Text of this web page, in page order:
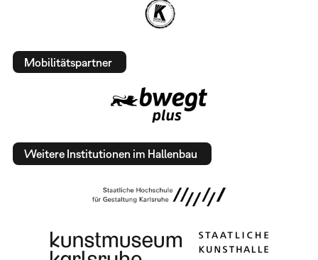
Mobilitätspartner
Weitere Institutionen im Hallenbau